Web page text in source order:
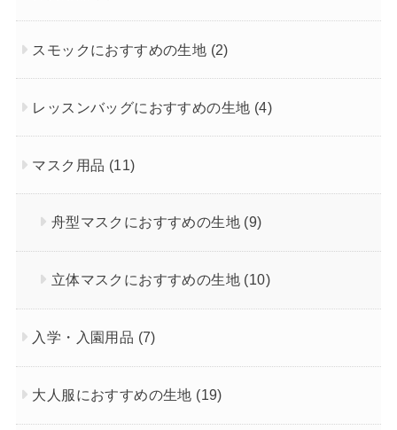
スモックにおすすめの生地 (2)
レッスンバッグにおすすめの生地 (4)
マスク用品 (11)
舟型マスクにおすすめの生地 (9)
立体マスクにおすすめの生地 (10)
入学・入園用品 (7)
大人服におすすめの生地 (19)